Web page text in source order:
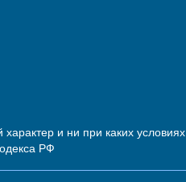
и ни при каких
РФ